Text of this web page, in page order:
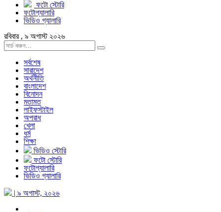
ফটো স্টোরি
ফটোগ্যালারি
ভিডিও গ্যালারি
রবিবার , ৯ অগাস্ট ২০২৬
সর্বশেষ
সারাদেশ
অর্থনীতি
বাংলাদেশ
বিনোদন
মতামত
লাইফস্টাইল
অপরাধ
খেলা
ধর্ম
শিক্ষা
ভিডিও স্টোরি
ফটো স্টোরি
ফটোগ্যালারি
ভিডিও গ্যালারি
| ৯ অগাস্ট, ২০২৬